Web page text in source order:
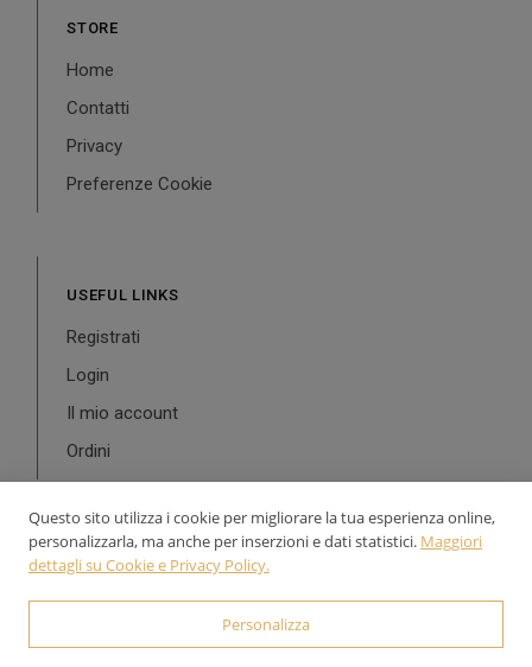
STORE
Home
Contatti
Privacy
Preferenze Cookie
USEFUL LINKS
Registrati
Login
Il mio account
Ordini
© 2024-2026 Aurea Line - P.Iva: 02126900543 Powered by
WebDesignProduction
Questo sito utilizza i cookie per migliorare la tua esperienza online,
personalizzarla, ma anche per inserzioni e dati statistici. Maggiori
dettagli su Cookie e Privacy Policy.
Personalizza